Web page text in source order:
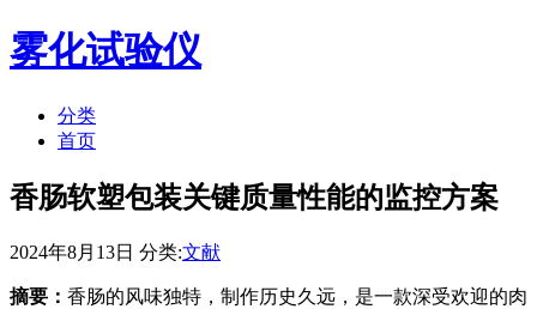
雾化试验仪
分类
首页
香肠软塑包装关键质量性能的监控方案
2024年8月13日 分类:文献
摘要： 香肠的风味独特，制作历史久远，是一款深受欢迎的肉